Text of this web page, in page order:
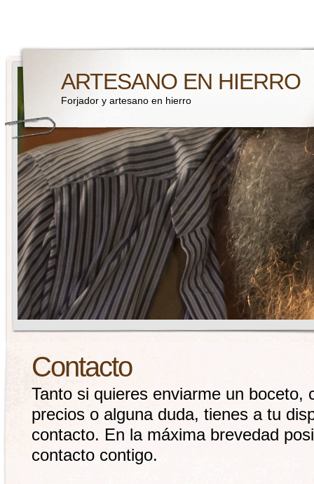
ARTESANO EN HIERRO
Forjador y artesano en hierro
Contacto
Tanto si quieres enviarme un boceto,
precios o alguna duda, tienes a tu
contacto. En la máxima brevedad
contacto contigo.